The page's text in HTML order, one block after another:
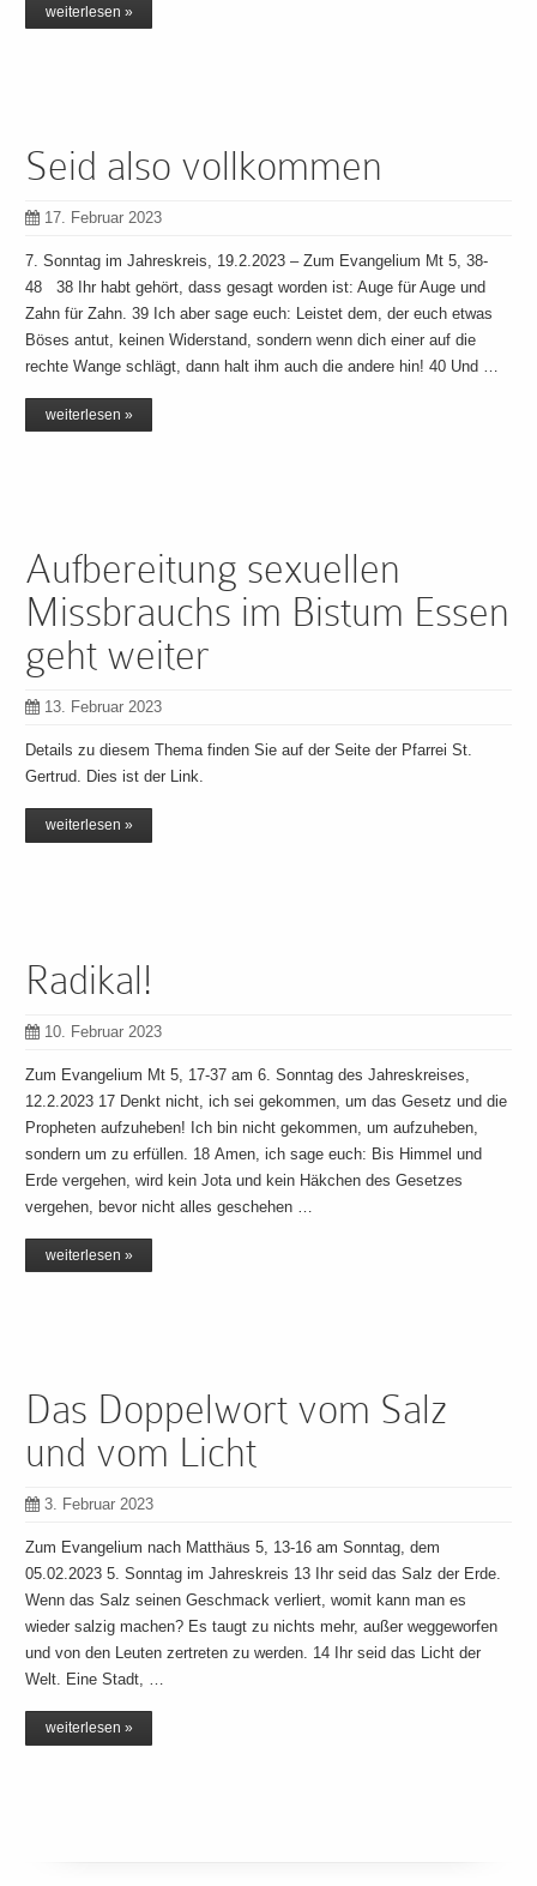
weiterlesen »
Seid also vollkommen
17. Februar 2023
7. Sonntag im Jahreskreis, 19.2.2023 – Zum Evangelium Mt 5, 38-
48 38 Ihr habt gehört, dass gesagt worden ist: Auge für Auge und
Zahn für Zahn. 39 Ich aber sage euch: Leistet dem, der euch etwas
Böses antut, keinen Widerstand, sondern wenn dich einer auf die
rechte Wange schlägt, dann halt ihm auch die andere hin! 40 Und …
weiterlesen »
Aufbereitung sexuellen
Missbrauchs im Bistum Essen
geht weiter
13. Februar 2023
Details zu diesem Thema finden Sie auf der Seite der Pfarrei St.
Gertrud. Dies ist der Link.
weiterlesen »
Radikal!
10. Februar 2023
Zum Evangelium Mt 5, 17-37 am 6. Sonntag des Jahreskreises,
12.2.2023 17 Denkt nicht, ich sei gekommen, um das Gesetz und die
Propheten aufzuheben! Ich bin nicht gekommen, um aufzuheben,
sondern um zu erfüllen. 18 Amen, ich sage euch: Bis Himmel und
Erde vergehen, wird kein Jota und kein Häkchen des Gesetzes
vergehen, bevor nicht alles geschehen …
weiterlesen »
Das Doppelwort vom Salz
und vom Licht
3. Februar 2023
Zum Evangelium nach Matthäus 5, 13-16 am Sonntag, dem
05.02.2023 5. Sonntag im Jahreskreis 13 Ihr seid das Salz der Erde.
Wenn das Salz seinen Geschmack verliert, womit kann man es
wieder salzig machen? Es taugt zu nichts mehr, außer weggeworfen
und von den Leuten zertreten zu werden. 14 Ihr seid das Licht der
Welt. Eine Stadt, …
weiterlesen »